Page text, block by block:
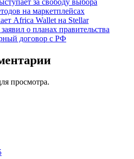
на маркетплейсах
Africa Wallet на Stellar
о планах правительства
договор с РФ
просмотра.